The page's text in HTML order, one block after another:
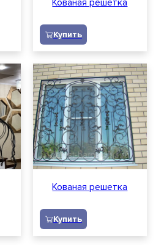
Кованая решетка
Купить
Кованая решетка
Купить